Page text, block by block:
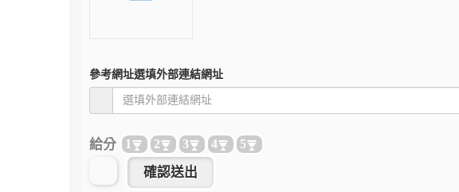
參考網址選填外部連結網址
給分 1 2 3 4 5